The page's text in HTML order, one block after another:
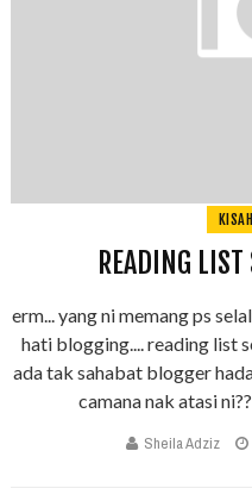
READING
erm... yang ni memang ps
hati blogging.... reading list
ada tak sahabat blogger
camana nak atasi
Sheila Adziz